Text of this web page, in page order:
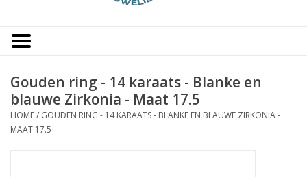
Occasions
Gouden ring - 14 karaats - Blanke en
blauwe Zirkonia - Maat 17.5
HOME/ GOUDEN RING - 14 KARAATS - BLANKE EN BLAUWE ZIRKONIA -
MAAT 17.5